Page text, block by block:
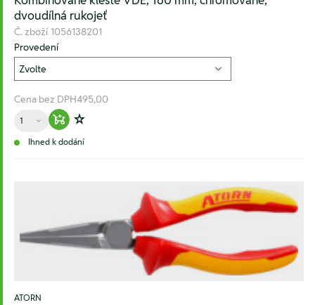
dvoudílná rukojeť
Č. zboží 1056138201
Provedení
Cena bez DPH495,00
Množství
Warenkorb hinzufügen
Zur Wunschliste hinzufügen
Ihned k dodání
ATORN